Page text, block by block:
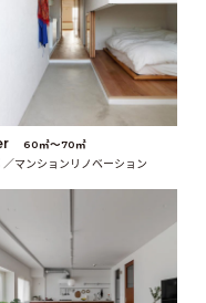
60㎡〜70㎡
／マンションリノベーション